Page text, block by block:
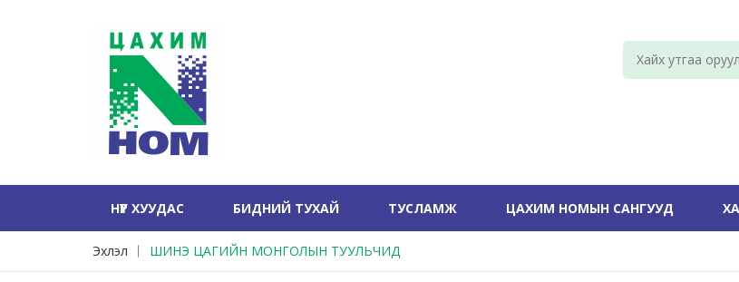
НҮҮР ХУУДАС БИДНИЙ ТУХАЙ ТУСЛАМЖ ЦАХИМ НОМЫН САНГУУД
Эхлэл ШИНЭ ЦАГИЙН МОНГОЛЫН ТУУЛЬЧИД